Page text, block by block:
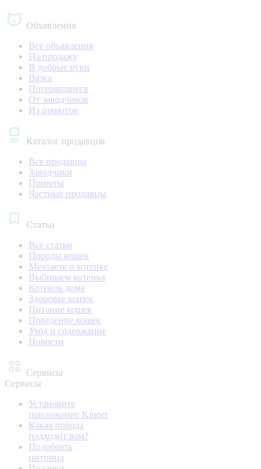
Объявления
Все объявления
На продажу
В добрые руки
Вязка
Потерявшиеся
От заводчиков
Из приютов
Каталог продавцов
Все продавцы
Заводчики
Приюты
Частные продавцы
Статьи
Все статьи
Породы кошек
Мечтаете о котенке
Выбираем котенка
Котенок дома
Здоровье кошек
Питание кошек
Поведение кошек
Уход и содержание
Новости
Сервисы
Сервисы
Установите
приложение Kinpet
Какая порода
подходит вам?
Подобрать
питомца